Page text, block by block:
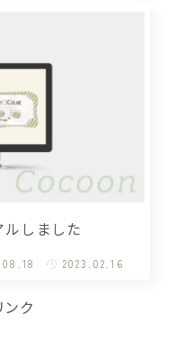
ルしました
2023.02.16
ク